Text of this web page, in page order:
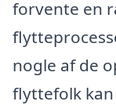
forvente en
nogle af de
flyttefolk